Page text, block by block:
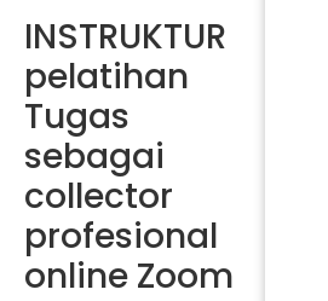
INSTRUKTUR
pelatihan
Tugas
sebagai
collector
profesional
online Zoom